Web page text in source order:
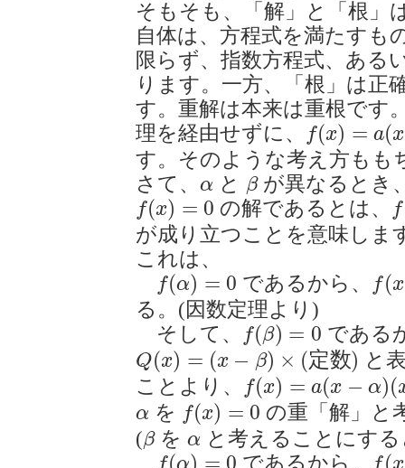
そもそも、「解」と「根」
自体は、方程式を満たすも
限らず、指数方程式、ある
ります。一方、「根」は正
す。重解は本来は重根です
理を経由せずに、
f(x) = a(x
f(x)= a( x−α
す。そのような考え方もも
さて、 α
α と β
βが異なるとき
f(x) = 0
f(x )= 0 の解であるとは、 f
f
が成り立つことを意味しま
これは、
f(α) = 0
f(α)= 0 であるから、 f(x
f(x
る。(因数定理より)
そして、
f(β) = 0
f(β)= である
Q(x) = (x − β) × (定数)
Q (x)=( − β × (定数 )
と
ことより、
f(x) = a(x − α)(
f(x)= (x−α)(x −β)
α
α を f(x) = 0
f(x )=0
の重「解」と
(β
βをα
α と考えることにす
( ) = 0
f(α )= 0 であるから、 (
f(x )